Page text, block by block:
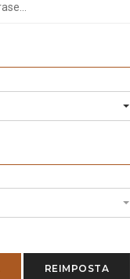
REIMPOSTA